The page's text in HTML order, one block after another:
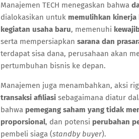
Manajemen TECH menegaskan bahwa
dialokasikan untuk memulihkan kinerja
kegiatan usaha baru, memenuhi
serta mempersiapkan sarana dan
terdapat sisa dana, perusahaan akan
pertumbuhan bisnis ke depan.
Manajemen juga menambahkan, aksi
transaksi afiliasi sebagaimana diatur
bahwa pemegang saham yang tidak
proporsional, dan potensi perubahan
pembeli siaga (standby buyer).